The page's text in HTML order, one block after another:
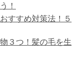
！
すすめ対策法！５
３つ！髪の毛を生